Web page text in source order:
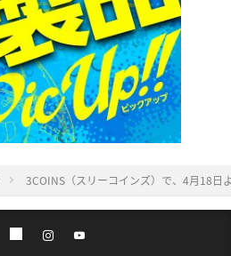
3COINS（スリーコインズ）で、4月18日